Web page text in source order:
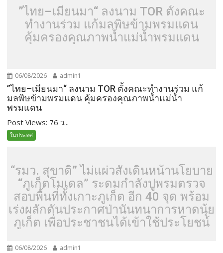
”ไทย–เมียนมา“ ลงนาม TOR ตั้งคณะ
ทำงานร่วม แก้มลพิษข้ามพรมแดน
คุ้มครองคุณภาพน้ำแม่น้ำพรมแดน
06/08/2026 admin1
”ไทย–เมียนมา“ ลงนาม TOR ตั้งคณะทำงานร่วม แก้
มลพิษข้ามพรมแดน คุ้มครองคุณภาพน้ำแม่น้ำ
พรมแดน
Post Views: 76 ว...
ในประทศ
“รมว. สุขาติ” ไม่แผ่วสั่งเดินหน้านโยบาย
“ภูเก็ตโมเดล” ระดมกำลังปูพรมตรวจ
สอบพื้นที่ทั้งเกาะภูเก็ต อีก 40 จุด พร้อม
เร่งผลักดันประกาศป่านันทนาการหาดนุ้ย
ภูเก็ต เพื่อประชาชนได้เข้าใช้ประโยชน์
06/08/2026 admin1